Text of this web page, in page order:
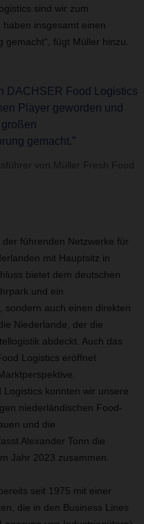
sind wir zum
insgesamt einen
fügt Müller hinzu.
DACHSER Food Logistics
Player geworden und
gemacht.”
von Müller Fresh Food
führenden Netzwerke für
mit Hauptsitz in
bietet dem deutschen
und ein
sondern auch einen direkten
Niederlande, der die
abdeckt. Auch das
Logistics eröffnet
Logistics konnten wir unsere
niederländischen Food-
und die
Alexander Tonn die
Jahr 2023 zusammen.
seit 1975 mit einer
die in den Business Lines